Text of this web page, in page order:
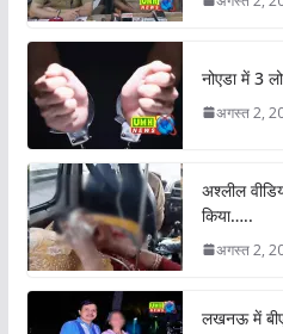
नोएडा में 3
अगस्त 2,
अश्लील
किया…..
अगस्त 2,
लखनऊ में